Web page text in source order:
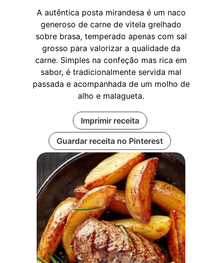
A autêntica posta mirandesa é um naco
generoso de carne de vitela grelhado
sobre brasa, temperado apenas com sal
grosso para valorizar a qualidade da
carne. Simples na confeção mas rica em
sabor, é tradicionalmente servida mal
passada e acompanhada de um molho de
alho e malagueta.
Imprimir receita
Guardar receita no Pinterest